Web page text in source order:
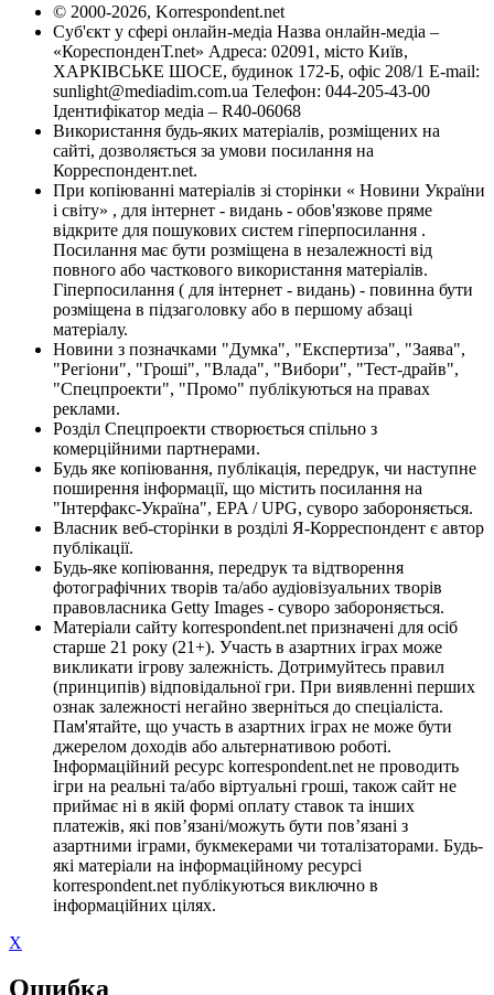
© 2000-2026, Korrespondent.net
Суб'єкт у сфері онлайн-медіа Назва онлайн-медіа –
«КореспонденТ.net» Адреса: 02091, місто Київ,
ХАРКІВСЬКЕ ШОСЕ, будинок 172-Б, офіс 208/1 E-mail:
sunlight@mediadim.com.ua Телефон: 044-205-43-00
Ідентифікатор медіа – R40-06068
Використання будь-яких матеріалів, розміщених на
сайті, дозволяється за умови посилання на
Корреспондент.net.
При копіюванні матеріалів зі сторінки « Новини України
і світу» , для інтернет - видань - обов'язкове пряме
відкрите для пошукових систем гіперпосилання .
Посилання має бути розміщена в незалежності від
повного або часткового використання матеріалів.
Гіперпосилання ( для інтернет - видань) - повинна бути
розміщена в підзаголовку або в першому абзаці
матеріалу.
Новини з позначками "Думка", "Експертиза", "Заява",
"Регіони", "Гроші", "Влада", "Вибори", "Тест-драйв",
"Спецпроекти", "Промо" публікуються на правах
реклами.
Розділ Спецпроекти створюється спільно з
комерційними партнерами.
Будь яке копіювання, публікація, передрук, чи наступне
поширення інформації, що містить посилання на
"Інтерфакс-Україна", EPA / UPG, суворо забороняється.
Власник веб-сторінки в розділі Я-Корреспондент є автор
публікації.
Будь-яке копіювання, передрук та відтворення
фотографічних творів та/або аудіовізуальних творів
правовласника Getty Images - суворо забороняється.
Матеріали сайту korrespondent.net призначені для осіб
старше 21 року (21+). Участь в азартних іграх може
викликати ігрову залежність. Дотримуйтесь правил
(принципів) відповідальної гри. При виявленні перших
ознак залежності негайно зверніться до спеціаліста.
Пам'ятайте, що участь в азартних іграх не може бути
джерелом доходів або альтернативою роботі.
Інформаційний ресурс korrespondent.net не проводить
ігри на реальні та/або віртуальні гроші, також сайт не
приймає ні в якій формі оплату ставок та інших
платежів, які пов’язані/можуть бути пов’язані з
азартними іграми, букмекерами чи тоталізаторами. Будь-
які матеріали на інформаційному ресурсі
korrespondent.net публікуються виключно в
інформаційних цілях.
X
Ошибка